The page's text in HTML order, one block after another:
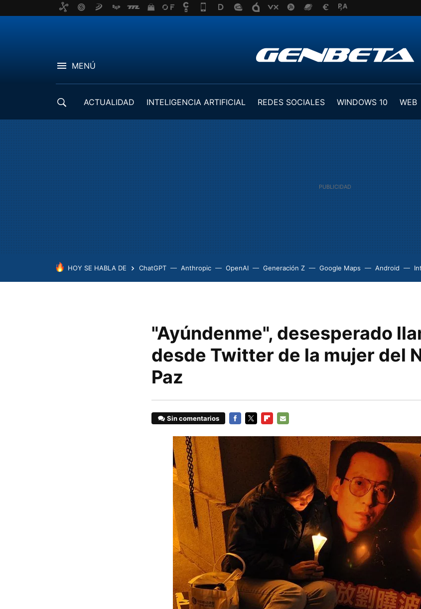
MENÚ
ACTUALIDAD INTELIGENCIA ARTIFICIAL REDES SOCIALES WINDOWS 10 WEB
HOY SE HABLA DE ChatGPT Anthropic OpenAI Generación Z Google Maps Android
"Ayúndenme", desesperado
desde Twitter de la mujer del
Paz
Sin comentarios
MAIL